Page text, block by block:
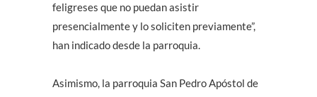
feligreses que no puedan asistir
presencialmente y lo soliciten previamente”,
han indicado desde la parroquia.
Asimismo, la parroquia San Pedro Apóstol de